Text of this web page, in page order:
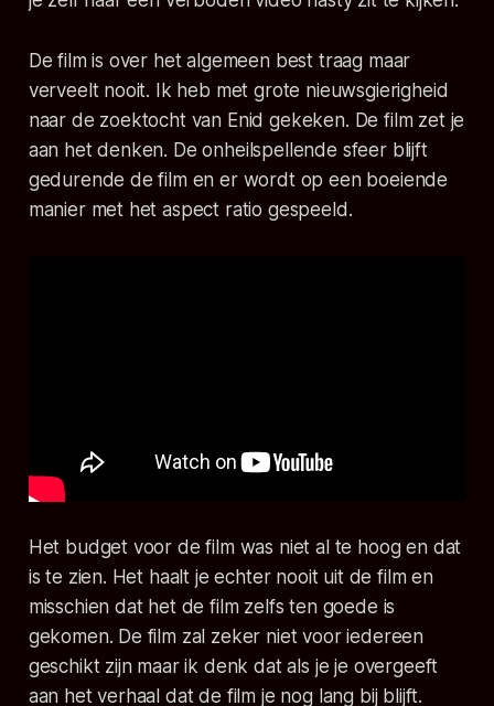
De film is over het algemeen best traag maar
verveelt nooit. Ik heb met grote nieuwsgierigheid
naar de zoektocht van Enid gekeken. De film zet je
aan het denken. De onheilspellende sfeer blijft
gedurende de film en er wordt op een boeiende
manier met het aspect ratio gespeeld.
Het budget voor de film was niet al te hoog en dat
is te zien. Het haalt je echter nooit uit de film en
misschien dat het de film zelfs ten goede is
gekomen. De film zal zeker niet voor iedereen
geschikt zijn maar ik denk dat als je je overgeeft
aan het verhaal dat de film je nog lang bij blijft.